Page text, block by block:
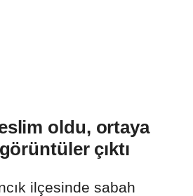
oldu, ortaya
çıktı
ilçesinde sabah